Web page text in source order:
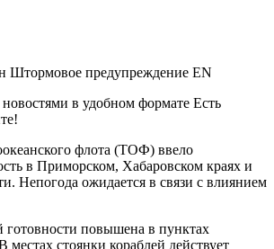
Штормовое предупреждение EN
в удобном формате Есть
флота (ТОФ) ввело
в Приморском, Хабаровском краях и
Непогода ожидается в связи с влиянием
повышена в пунктах
стоянки кораблей действует